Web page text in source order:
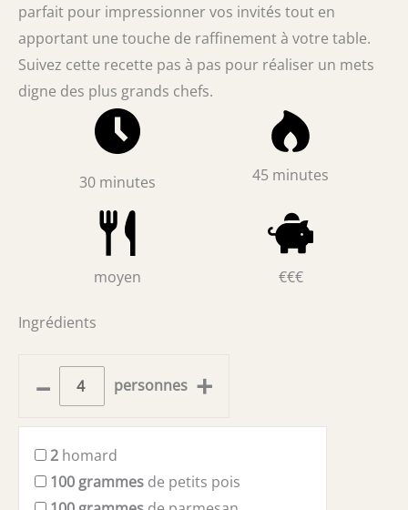
parfait pour impressionner vos invités tout en
apportant une touche de raffinement à votre table.
Suivez cette recette pas à pas pour réaliser un mets
digne des plus grands chefs.
30 minutes 45 minutes
moyen €€€
Ingrédients
– personnes +
2 homard
100 grammes de petits pois